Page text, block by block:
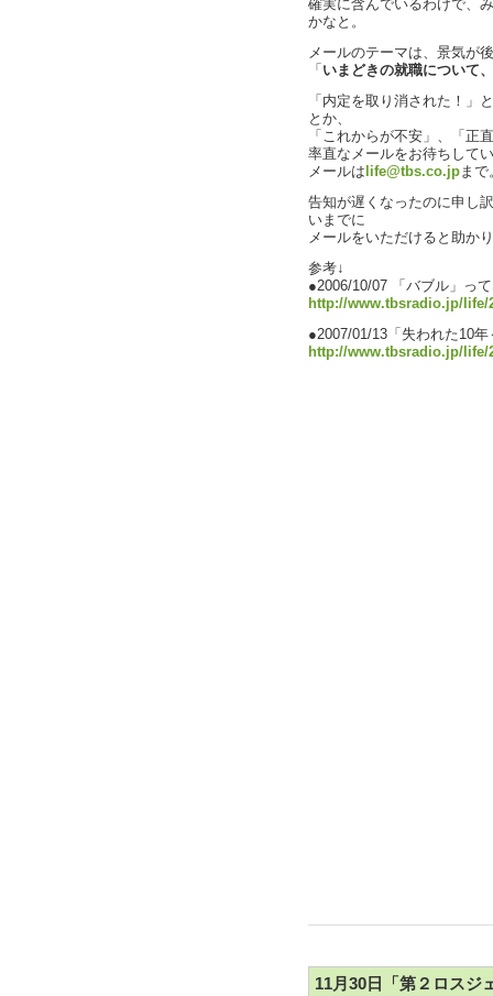
確実に含んでいるわけで、
かなと。
メールのテーマは、景気が
「 いまどきの就職について
「内定を取り消された！」
とか、
「これからが不安」、「正
率直なメールをお待ちして
メールは life@tbs.co.jpまで
告知が遅くなったのに申し
いまでに
メールをいただけると助か
参考↓
●2006/10/07 「バブル」っ
http://www.tbsradio.jp/life/
●2007/01/13「失われた10
http://www.tbsradio.jp/life/
11月30日「第２ロスジ